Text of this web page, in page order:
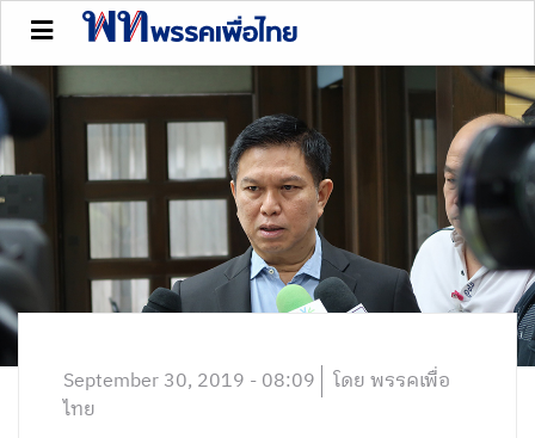
September 30, 2019 - 08:09 โดย พรรคเพื่อ
ไทย